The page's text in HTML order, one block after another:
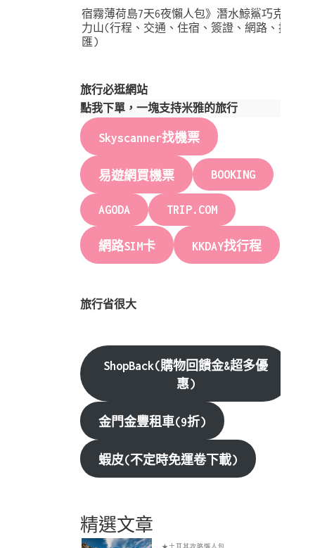
宿霧薄荷島7天6夜懶人包》潛水鯨鯊巧克
力山(行程、交通、住宿、簽證、網路、換
匯)
旅行必逛網站
點我下單，一塊支持米雅的旅行
Skyscanner找機票
易遊網買機票 BOOKING
AGODA TRIP.COM
網路SIM卡 KKDAY找行程
旅行省很大
ShopBack(購物回饋金&超多優
惠)
金門金豐租車(9折)
蝦皮(不定時免運卷下載)
精選文章
★土耳其攻略懶人包